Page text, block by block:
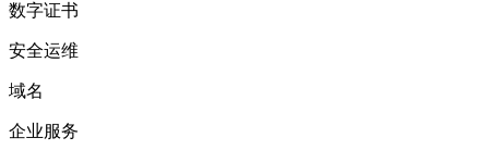
数字证书
安全运维
域名
企业服务